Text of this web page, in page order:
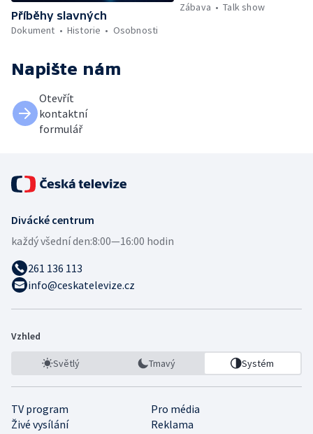
Příběhy slavných
Dokument
Historie Osobnosti
Zábava
Talk show
Napište nám
Otevřít
kontaktní
formulář
Divácké centrum
každý všední den:8:00—16:00 hodin
261 136 113
info@ceskatelevize.cz
Vzhled
Světlý Tmavý Systém
TV program
Pro média
Živé vysílání
Reklama